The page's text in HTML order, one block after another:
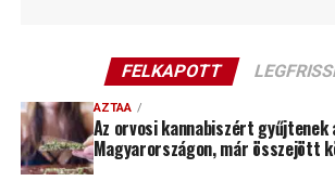
FELKAPOTT
AZTAA
Az orvosi kannabiszért
Magyarországon, már összejött